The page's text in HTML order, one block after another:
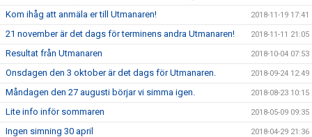
Kom ihåg att anmäla er till Utmanaren! 2018-11-19 17:41
21 november är det dags för terminens andra Utmanaren! 2018-11-11 21:05
Resultat från Utmanaren 2018-10-04 07:53
Onsdagen den 3 oktober är det dags för Utmanaren. 2018-09-24 12:49
Måndagen den 27 augusti börjar vi simma igen. 2018-08-23 10:15
Lite info inför sommaren 2018-05-09 09:35
Ingen simning 30 april 2018-04-29 21:36